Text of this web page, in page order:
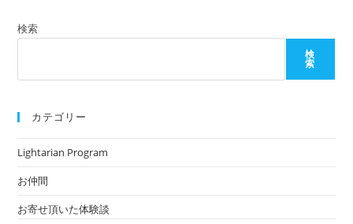
検索
検
索
カテゴリー
Lightarian Program
お仲間
お寄せ頂いた体験談